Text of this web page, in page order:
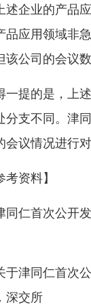
业的产品应
品应用领域非
该公司的会议
的是，上述
分支不同。津
会议情况进行
资料】
首次公开发
同仁首次公
深交所